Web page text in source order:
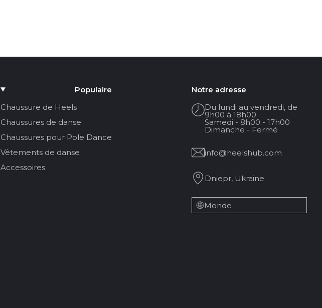
Populaire
Chaussure de Heels
Chaussures de danse
Chaussures pour Pole Dance
Vêtements de danse
Accessoires
Notre adresse
Du lundi au vendredi, de
9h00 à 18h00
Samedi - 8h00 - 17h00
Dimanche - Fermé
info@heelshub.com
Dniepr, Ukraine
Monde